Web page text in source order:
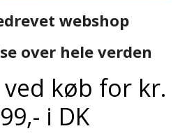
webshop
over hele verden
køb for kr.
i DK